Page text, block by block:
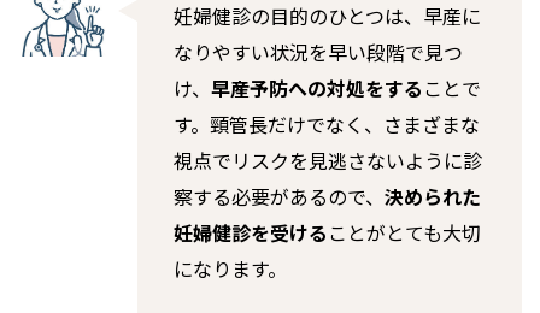
妊婦健診の目的のひとつは、早産に
なりやすい状況を早い段階で見つ
け、 早産予防への対処をすることで
す。頸管長だけでなく、さまざまな
視点でリスクを見逃さないように診
察する必要があるので、 決められた
妊婦健診を受けることがとても大切
になります。